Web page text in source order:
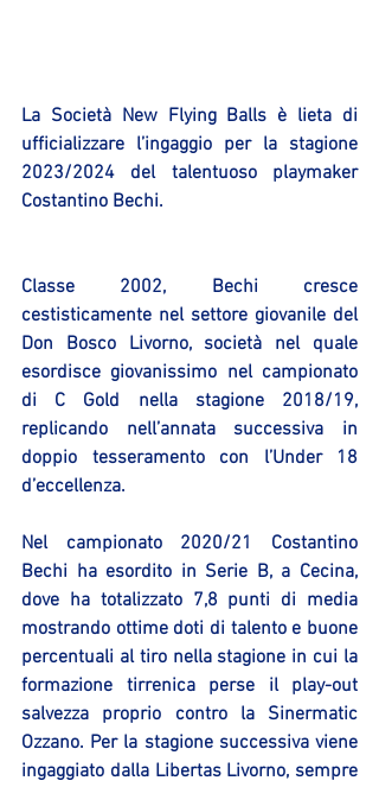
La Società New Flying Balls è lieta di
ufficializzare l’ingaggio per la stagione
2023/2024 del talentuoso playmaker
Costantino Bechi.
Classe 2002, Bechi cresce
cestisticamente nel settore giovanile del
Don Bosco Livorno, società nel quale
esordisce giovanissimo nel campionato
di C Gold nella stagione 2018/19,
replicando nell’annata successiva in
doppio tesseramento con l’Under 18
d’eccellenza.
Nel campionato 2020/21 Costantino
Bechi ha esordito in Serie B, a Cecina,
dove ha totalizzato 7,8 punti di media
mostrando ottime doti di talento e buone
percentuali al tiro nella stagione in cui la
formazione tirrenica perse il play-out
salvezza proprio contro la Sinermatic
Ozzano. Per la stagione successiva viene
ingaggiato dalla Libertas Livorno, sempre